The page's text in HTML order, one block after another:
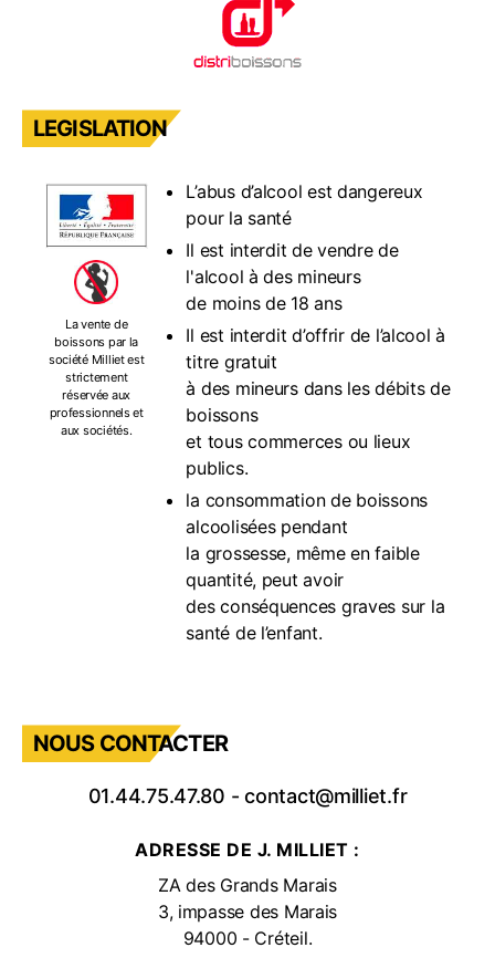
LEGISLATION
La vente de
boissons par la
société Milliet est
strictement
réservée aux
professionnels et
aux sociétés.
L’abus d’alcool est dangereux
pour la santé
Il est interdit de vendre de
l'alcool à des mineurs
de moins de 18 ans
Il est interdit d’offrir de l’alcool à
titre gratuit
à des mineurs dans les débits de
boissons
et tous commerces ou lieux
publics.
la consommation de boissons
alcoolisées pendant
la grossesse, même en faible
quantité, peut avoir
des conséquences graves sur la
santé de l’enfant.
NOUS CONTACTER
01.44.75.47.80 -contact@milliet.fr
ADRESSE DE J. MILLIET :
ZA des Grands Marais
3, impasse des Marais
94000 - Créteil.